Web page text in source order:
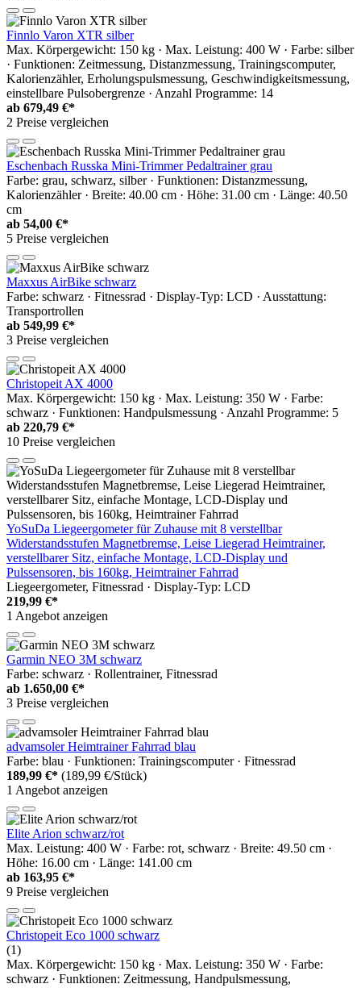
Finnlo Varon XTR silber
Max. Körpergewicht: 150 kg · Max. Leistung: 400 W · Farbe: silber
· Funktionen: Zeitmessung, Distanzmessung, Trainingscomputer,
Kalorienzähler, Erholungspulsmessung, Geschwindigkeitsmessung,
einstellbare Pulsobergrenze · Anzahl Programme: 14
ab 679,49 €*
2 Preise vergleichen
Eschenbach Russka Mini-Trimmer Pedaltrainer grau
Farbe: grau, schwarz, silber · Funktionen: Distanzmessung,
Kalorienzähler · Breite: 40.00 cm · Höhe: 31.00 cm · Länge: 40.50
cm
ab 54,00 €*
5 Preise vergleichen
Maxxus AirBike schwarz
Farbe: schwarz · Fitnessrad · Display-Typ: LCD · Ausstattung:
Transportrollen
ab 549,99 €*
3 Preise vergleichen
Christopeit AX 4000
Max. Körpergewicht: 150 kg · Max. Leistung: 350 W · Farbe:
schwarz · Funktionen: Handpulsmessung · Anzahl Programme: 5
ab 220,79 €*
10 Preise vergleichen
YoSuDa Liegeergometer für Zuhause mit 8 verstellbar
Widerstandsstufen Magnetbremse, Leise Liegerad Heimtrainer,
verstellbarer Sitz, einfache Montage, LCD-Display und
Pulssensoren, bis 160kg, Heimtrainer Fahrrad
Liegeergometer, Fitnessrad · Display-Typ: LCD
219,99 €*
1 Angebot anzeigen
Garmin NEO 3M schwarz
Farbe: schwarz · Rollentrainer, Fitnessrad
ab 1.650,00 €*
3 Preise vergleichen
advamsoler Heimtrainer Fahrrad blau
Farbe: blau · Funktionen: Trainingscomputer · Fitnessrad
189,99 €* (189,99 €/Stück)
1 Angebot anzeigen
Elite Arion schwarz/rot
Max. Leistung: 400 W · Farbe: rot, schwarz · Breite: 49.50 cm ·
Höhe: 16.00 cm · Länge: 141.00 cm
ab 163,95 €*
9 Preise vergleichen
Christopeit Eco 1000 schwarz
(1)
Max. Körpergewicht: 150 kg · Max. Leistung: 350 W · Farbe:
schwarz · Funktionen: Zeitmessung, Handpulsmessung,